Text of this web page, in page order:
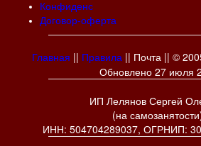
Конфиденс
Договор-оферта
Главная || Правила || Почта || ©
Обновлено 27 июля
ИП Лелянов Сергей
(на
ИНН: 504704289037, ОГРНИП: